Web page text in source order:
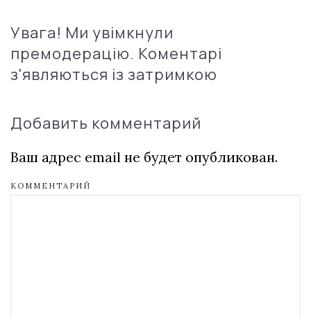
Увага! Ми увімкнули
премодерацію. Коментарі
з'являються із затримкою
Добавить комментарий
Ваш адрес email не будет опубликован.
КОММЕНТАРИЙ